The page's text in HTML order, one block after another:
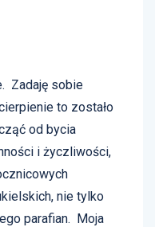
Zadaję sobie
to zostało
od bycia
i życzliwości,
nie tylko
parafian. Moja